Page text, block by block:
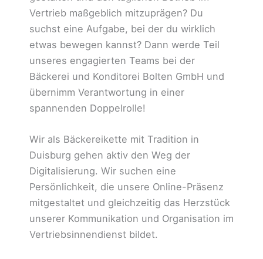
Vertrieb maßgeblich mitzuprägen? Du
suchst eine Aufgabe, bei der du wirklich
etwas bewegen kannst? Dann werde Teil
unseres engagierten Teams bei der
Bäckerei und Konditorei Bolten GmbH und
übernimm Verantwortung in einer
spannenden Doppelrolle!
Wir als Bäckereikette mit Tradition in
Duisburg gehen aktiv den Weg der
Digitalisierung. Wir suchen eine
Persönlichkeit, die unsere Online-Präsenz
mitgestaltet und gleichzeitig das Herzstück
unserer Kommunikation und Organisation im
Vertriebsinnendienst bildet.